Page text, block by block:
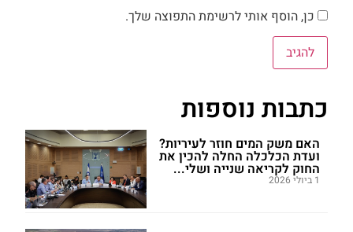
כן, הוסף אותי לרשימת התפוצה שלך.
כתבות נוספות
האם משק המים חוזר לעיריות?
ועדת הכלכלה החלה להכין את
החוק לקריאה שנייה ושלי...
1 ביולי 2026